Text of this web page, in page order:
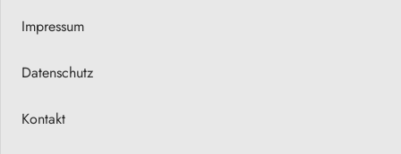
Impressum
Datenschutz
Kontakt